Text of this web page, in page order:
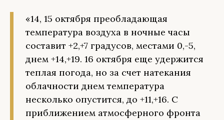
«14, 15 октября преобладающая
температура воздуха в ночные часы
составит +2,+7 градусов, местами 0,-5,
днем +14,+19. 16 октября еще удержится
теплая погода, но за счет натекания
облачности днем температура
несколько опустится, до +11,+16. С
приближением атмосферного фронта